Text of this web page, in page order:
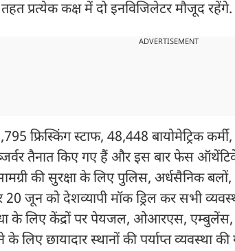
प्रत्येक कक्ष में दो इनविजिलेटर मौजूद रहेंगे.
ADVERTISEMENT
फ्रिस्किंग स्टाफ, 48,448 बायोमेट्रिक
तैनात किए गए हैं और इस बार फेस
की सुरक्षा के लिए पुलिस, अर्धसैनिक
जून को देशव्यापी मॉक ड्रिल कर सभी
के लिए केंद्रों पर पेयजल, ओआरएस, एम्बुलेंस,
लिए छायादार स्थानों की पर्याप्त व्यवस्था की